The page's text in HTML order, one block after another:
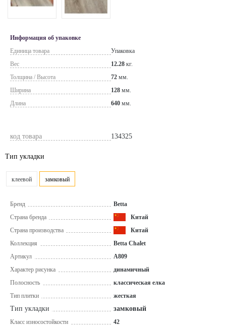
Информация об упаковке
Единица товара
Упаковка
Вес
12.28 кг.
Толщина / Высота
72 мм.
Ширина
128 мм.
Длина
640 мм.
код товара 134325
Тип укладки
клеевой замковый
Бренд
Betta
Страна бренда
Китай
Страна производства
Китай
Коллекция
Betta Chalet
Артикул
A809
Характер рисунка
динамичный
Полосность
классическая елка
Тип плитки
жесткая
Тип укладки замковый
Класс износостойкости
42